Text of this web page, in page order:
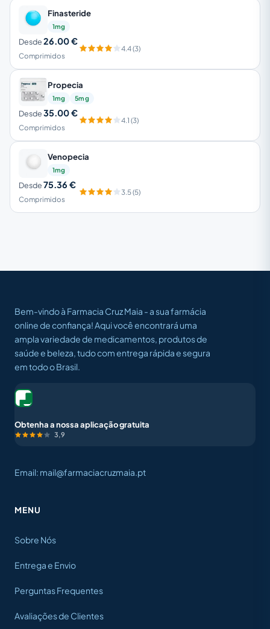
Finasteride
1mg
Desde26.00 €
Comprimidos
4.4 (3)
Venopecia
1mg
Desde75.36 €
Comprimidos
3.5 (5)
Propecia
1mg 5mg
Desde35.00 €
Comprimidos
4.1 (3)
Bem-vindo à Farmacia Cruz Maia - a sua farmácia
online de confiança! Aqui você encontrará uma
ampla variedade de medicamentos, produtos de
saúde e beleza, tudo com entrega rápida e segura
em todo o Brasil.
Obtenha a nossa aplicação gratuita
3,9
Email: mail@farmaciacruzmaia.pt
MENU
Sobre Nós
Entrega e Envio
Perguntas Frequentes
Avaliações de Clientes